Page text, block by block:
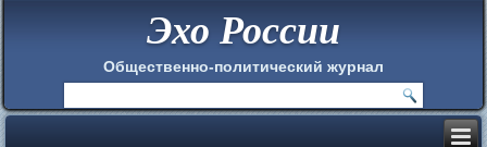
Эхо России
Общественно-политический журнал